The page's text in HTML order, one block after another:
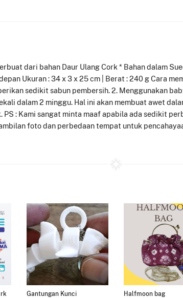
dari bahan Daur Ulang Cork * Bahan dalam
Ukuran : 34 x 3 x 25 cm | Berat : 240 g Cara
sedikit sabun pembersih. 2. Menggunakan
dalam 2 minggu. Hal ini akan membuat awet
: Kami sangat minta maaf apabila ada sedikit
foto dan perbedaan tempat untuk
Gantungan Kunci Halfmoon bag